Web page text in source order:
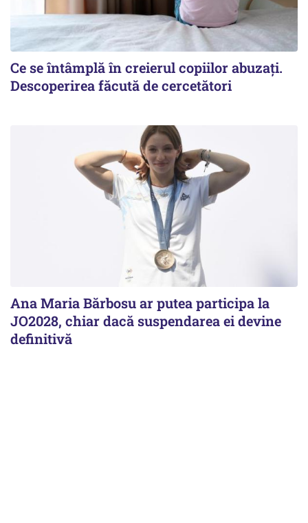
Ce se întâmplă în creierul copiilor abuzați.
Descoperirea făcută de cercetători
Ana Maria Bărbosu ar putea participa la
JO2028, chiar dacă suspendarea ei devine
definitivă